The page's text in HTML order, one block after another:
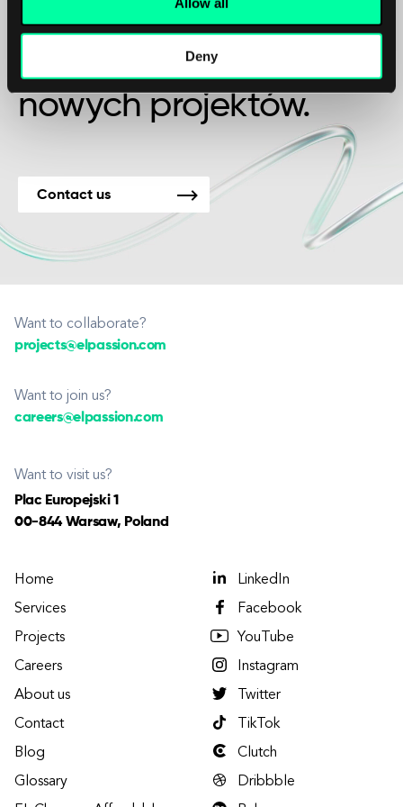
Deny
Może to początek pięknej przyjaźni?
Jesteśmy dostępni dla
nowych projektów.
Contact us
Want to collaborate?
projects@elpassion.com
Want to join us?
careers@elpassion.com
Want to visit us?
Plac Europejski 1
00-844 Warsaw, Poland
Home
Services
Projects
Careers
About us
Contact
Blog
Glossary
LinkedIn
Facebook
YouTube
Instagram
Twitter
TikTok
Clutch
Dribbble